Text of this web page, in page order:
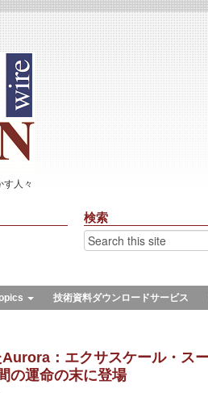
す人々
検索
技術資料ダウンロードサービス
：エクサスケール・ス
の運命の末に登場